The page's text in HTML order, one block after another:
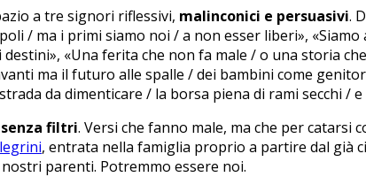
a tre signori riflessivi, malinconici e persuasivi.
/ ma i primi siamo noi / a non esser liberi»,
«Una ferita che non fa male / o una storia
ma il futuro alle spalle / dei bambini come
da dimenticare / la borsa piena di rami secchi /
senza filtri. Versi che fanno male, ma che per catarsi
, entrata nella famiglia proprio a partire dal già
parenti. Potremmo essere noi.